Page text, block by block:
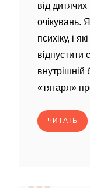
від
очікувань.
психіку, і
відпустити
внутрішній
«тягаря»
ЧИТАТЬ